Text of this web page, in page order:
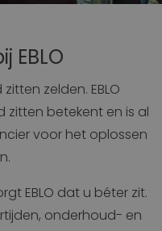
EBLO
zelden. EBLO
betekent en is al
voor het oplossen
EBLO dat u béter zit.
onderhoud- en